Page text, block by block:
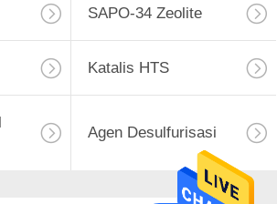
SAPO-34 Zeolite
Katalis HTS
Agen Desulfurisasi